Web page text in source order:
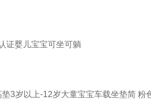
证婴儿宝宝可坐可躺
3岁以上-12岁大童宝宝车载坐垫简 粉